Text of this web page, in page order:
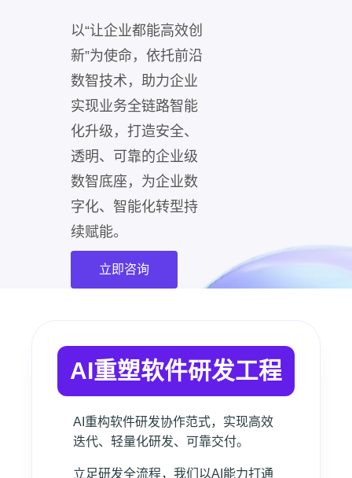
以“让企业都能高效创
新”为使命，依托前沿
数智技术，助力企业
实现业务全链路智能
化升级，打造安全、
透明、可靠的企业级
数智底座，为企业数
字化、智能化转型持
续赋能。
立即咨询
AI重塑软件研发工程
AI重构软件研发协作范式，实现高效
迭代、轻量化研发、可靠交付。
立足研发全流程，我们以AI能力打通